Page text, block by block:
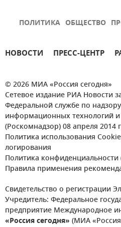
ПОЛИТИКА ОБЩЕСТВО
НОВОСТИ ПРЕСС-ЦЕНТР
© 2026 МИА «Россия сегодня»
Сетевое издание РИА Новости
Федеральной службе по
информационных технологий
(Роскомнадзор) 08 апреля 2014
Политика использования
логирования
Политика конфиденциальности
Правила применения
Свидетельство о регистрации
Учредитель: Федеральное
предприятие Международное
«Россия сегодня» (МИА «Россия